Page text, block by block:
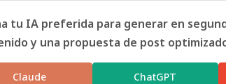
tu IA preferida para generar en
y una propuesta de post
Claude ChatGPT